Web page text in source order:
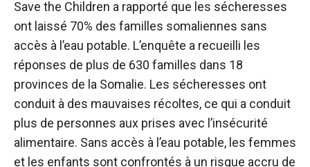
Save the Children a rapporté que les sécheresses
ont laissé 70% des familles somaliennes sans
accès à l’eau potable. L’enquête a recueilli les
réponses de plus de 630 familles dans 18
provinces de la Somalie. Les sécheresses ont
conduit à des mauvaises récoltes, ce qui a conduit
plus de personnes aux prises avec l’insécurité
alimentaire. Sans accès à l’eau potable, les femmes
et les enfants sont confrontés à un risque accru de